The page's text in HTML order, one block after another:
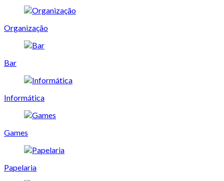
Organização
Bar
Informática
Games
Papelaria